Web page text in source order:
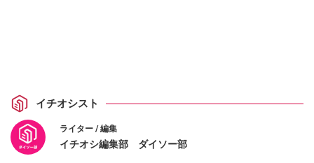
イチオシスト
ライター / 編集
イチオシ編集部 ダイソー部